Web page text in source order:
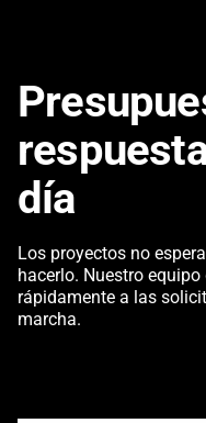
día
Los proyectos no
hacerlo. Nuestro
rápidamente a las
marcha.